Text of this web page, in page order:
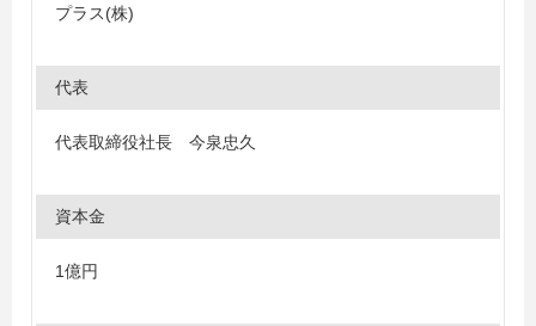
プラス(株)
代表
代表取締役社長 今泉忠久
資本金
1億円